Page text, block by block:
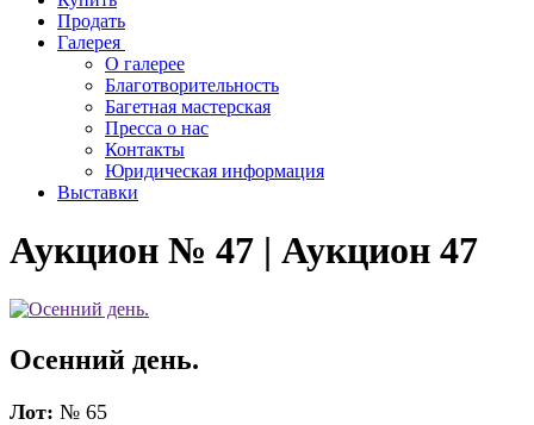
Продать
Галерея
О галерее
Благотворительность
Багетная мастерская
Пресса о нас
Контакты
Юридическая информация
Выставки
Аукцион № 47 | Аукцион 47
Осенний день.
Лот: № 65